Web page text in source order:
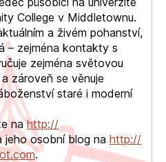
College v Middletownu.
a živém pohanství,
– zejména kontakty s
zejména světovou
zároveň se věnuje
staré i moderní
nahttp://
jeho osobní blog na http://
com.